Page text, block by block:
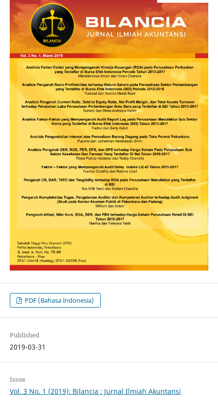
PDF (Bahasa Indonesia)
Published
2019-03-31
Issue
Vol. 3 No. 1 (2019): Bilancia : Jurnal Ilmiah Akuntansi